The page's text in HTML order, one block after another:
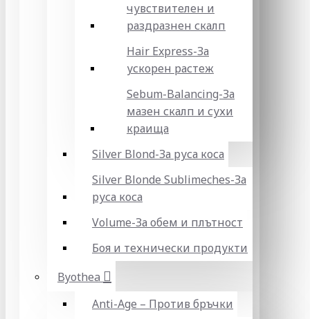
чувствителен и
раздразнен скалп
Hair Express-За
ускорен растеж
Sebum-Balancing-За
мазен скалп и сухи
краища
Silver Blond-За руса коса
Silver Blonde Sublіmeches-За
руса коса
Volume-За обем и плътност
Боя и технически продукти
Byothea
Anti-Age – Против бръчки